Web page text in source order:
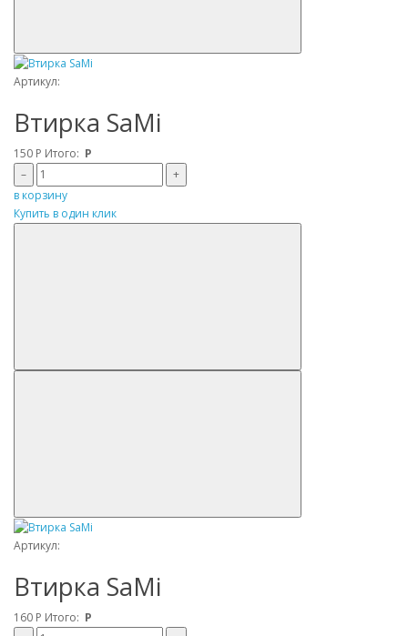
Артикул:
Втирка SaMi
150 Р Итого: Р
–
+
в корзину
Купить в один клик
Артикул:
Втирка SaMi
160 Р Итого: Р